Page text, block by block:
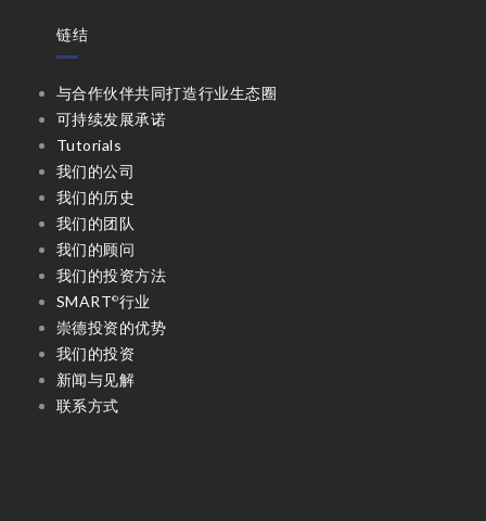
链结
与合作伙伴共同打造行业生态圈
可持续发展承诺
Tutorials
我们的公司
我们的历史
我们的团队
我们的顾问
我们的投资方法
SMART©行业
崇德投资的优势
我们的投资
新闻与见解
联系方式